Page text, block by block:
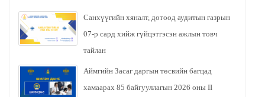
Санхүүгийн хяналт, дотоод аудитын газрын
07-р сард хийж гүйцэтгэсэн ажлын товч
тайлан
Аймгийн Засаг даргын төсвийн багцад
хамаарах 85 байгууллагын 2026 оны II